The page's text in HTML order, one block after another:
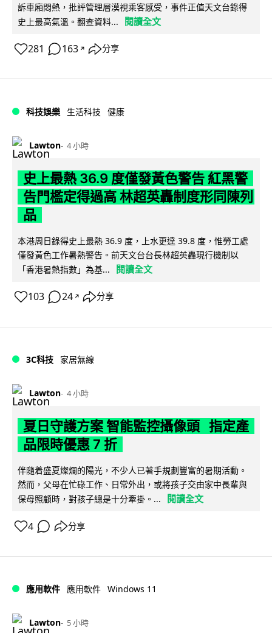
訴車廂悶熱，批評管理層漠視乘客感受，事件正值天文台錄得
史上最高氣溫。翻查資料...
閱讀全文
281 163 ↗ 分享
科技娛樂 生活科技 健康
Lawton 4 小時
史上最熱 36.9 度僅發黃色警告 紅黑警
告門檻定得過高 林超英轟制度形同陳列
品
本港周日錄得史上最熱 36.9 度，上水更達 39.8 度，惟勞工處
僅發黃色工作暑熱警告。前天文台台長林超英轟現行機制以
「香港暑熱指數」為基...
閱讀全文
103 24 ↗ 分享
3C科技 家居無線
Lawton 4 小時
夏日守護方案 智能監控攝像頭 指定產
品限時優惠 7 折
伴隨着盛夏燦爛的陽光，不少人已著手規劃豐富的暑期活動。
然而，父母在忙碌工作、日常外出，或將孩子交由家中長輩與
保母照顧時，對孩子總是十分牽掛。...
閱讀全文
4 分享
應用軟件 應用軟件 Windows 11
Lawton 5 小時